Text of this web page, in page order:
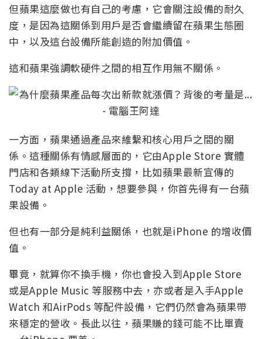
但蘋果這麼做也有自己的考慮，它會關注設備的耐久
度，是因為這關係到用戶是否會繼續留在蘋果生態圈
中，以及這台設備所能創造的附加價值。
這和蘋果強調軟硬件之間的相互作用無不關係。
一方面，蘋果通過產品來維繫和核心用戶之間的關
係。這種關係有情感層面的，它由Apple Store 實體
門店和各類線下活動所支撐，比如蘋果最新宣傳的
Today at Apple 活動，想要參與，你首先得有一台蘋
果設備。
但也有一部分是純利益關係，也就是iPhone 的增收價
值。
畢竟，就算你不換手機，你也會投入到Apple Store
或是Apple Music 等服務中去，亦或者是入手Apple
Watch 和AirPods 等配件設備，它們仍然會為蘋果帶
來穩定的營收。長此以往，蘋果賺的錢可能不比單賣